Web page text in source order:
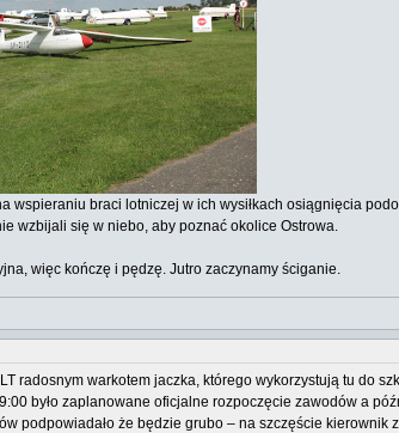
wspieraniu braci lotniczej w ich wysiłkach osiągnięcia
wzbijali się w niebo, aby poznać okolice Ostrowa.
więc kończę i pędzę. Jutro zaczynamy ściganie.
radosnym warkotem jaczka, którego wykorzystują tu do
było zaplanowane oficjalne rozpoczęcie zawodów a
podpowiadało że będzie grubo – na szczęście kierownik